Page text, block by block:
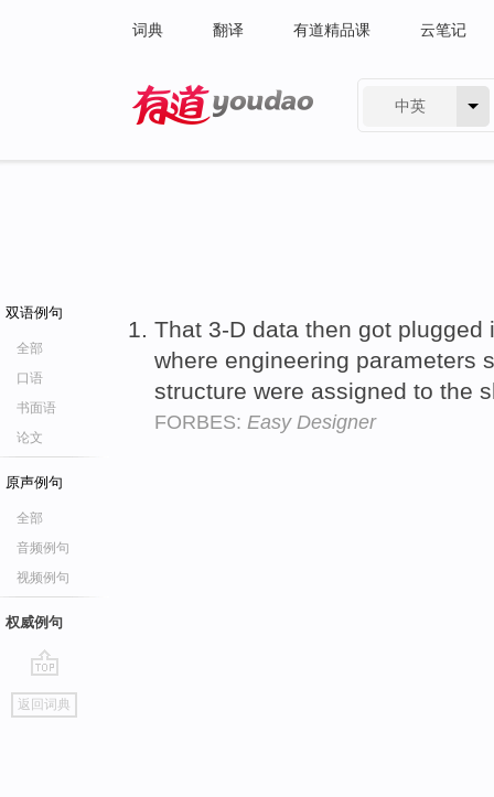
词典 翻译 有道精品课 云笔记
中英
双语例句
全部
口语
书面语
论文
原声例句
全部
音频例句
视频例句
权威例句
go
top
返回词典
That 3-D data then got
where engineering parameters
structure were assigned to the
FORBES: Easy Designer